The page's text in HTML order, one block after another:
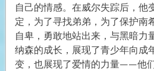
自己的情感。在威尔失踪后，他
定，为了寻找弟弟，为了保护南
自卑，勇敢地站出来，与黑暗力
纳森的成长，展现了青少年向成
变，也展现了爱情的力量——他